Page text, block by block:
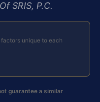
SRIS, P.C.
unique to each
guarantee a similar